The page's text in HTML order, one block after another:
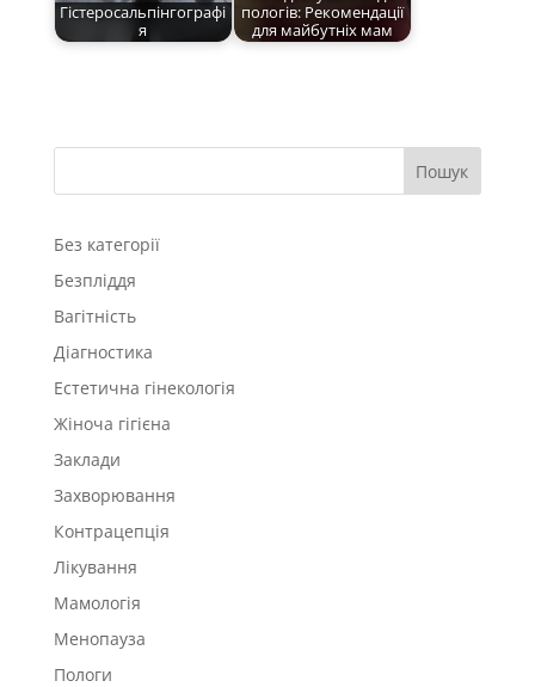
Гістеросальпінгографі
я
пологів: Рекомендації
для майбутніх мам
Пошук
Без категорії
Безпліддя
Вагітність
Діагностика
Естетична гінекологія
Жіноча гігієна
Заклади
Захворювання
Контрацепція
Лікування
Мамологія
Менопауза
Пологи